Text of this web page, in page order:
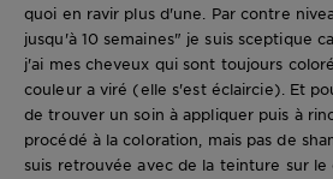
quoi en ravir plus d'une. Par contre
jusqu'à 10 semaines" je suis sceptique
j'ai mes cheveux qui sont toujours
couleur a viré (elle s'est éclaircie). Et
de trouver un soin à appliquer puis à
procédé à la coloration, mais pas de
suis retrouvée avec de la teinture sur